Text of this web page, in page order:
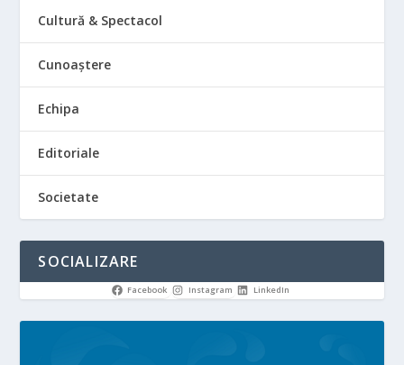
Cultură & Spectacol
Cunoaștere
Echipa
Editoriale
Societate
SOCIALIZARE
Facebook Instagram LinkedIn